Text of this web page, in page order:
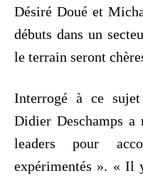
Désiré Doué et
débuts dans un
le terrain seront
Interrogé à ce sujet
Didier Deschamps
leaders pour
expérimentés ». « Il